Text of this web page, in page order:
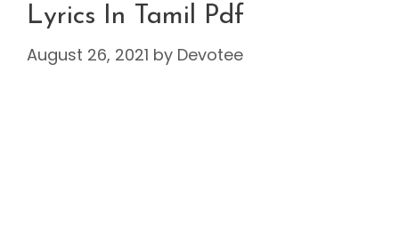
Lyrics In Tamil Pdf
August 26, 2021 by Devotee